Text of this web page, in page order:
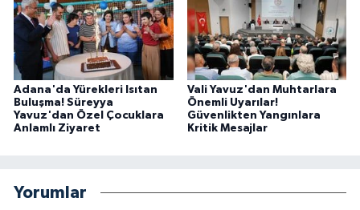
Adana'da Yürekleri Isıtan
Buluşma! Süreyya
Yavuz'dan Özel Çocuklara
Anlamlı Ziyaret
Vali Yavuz'dan Muhtarlara
Önemli Uyarılar!
Güvenlikten Yangınlara
Kritik Mesajlar
Yorumlar